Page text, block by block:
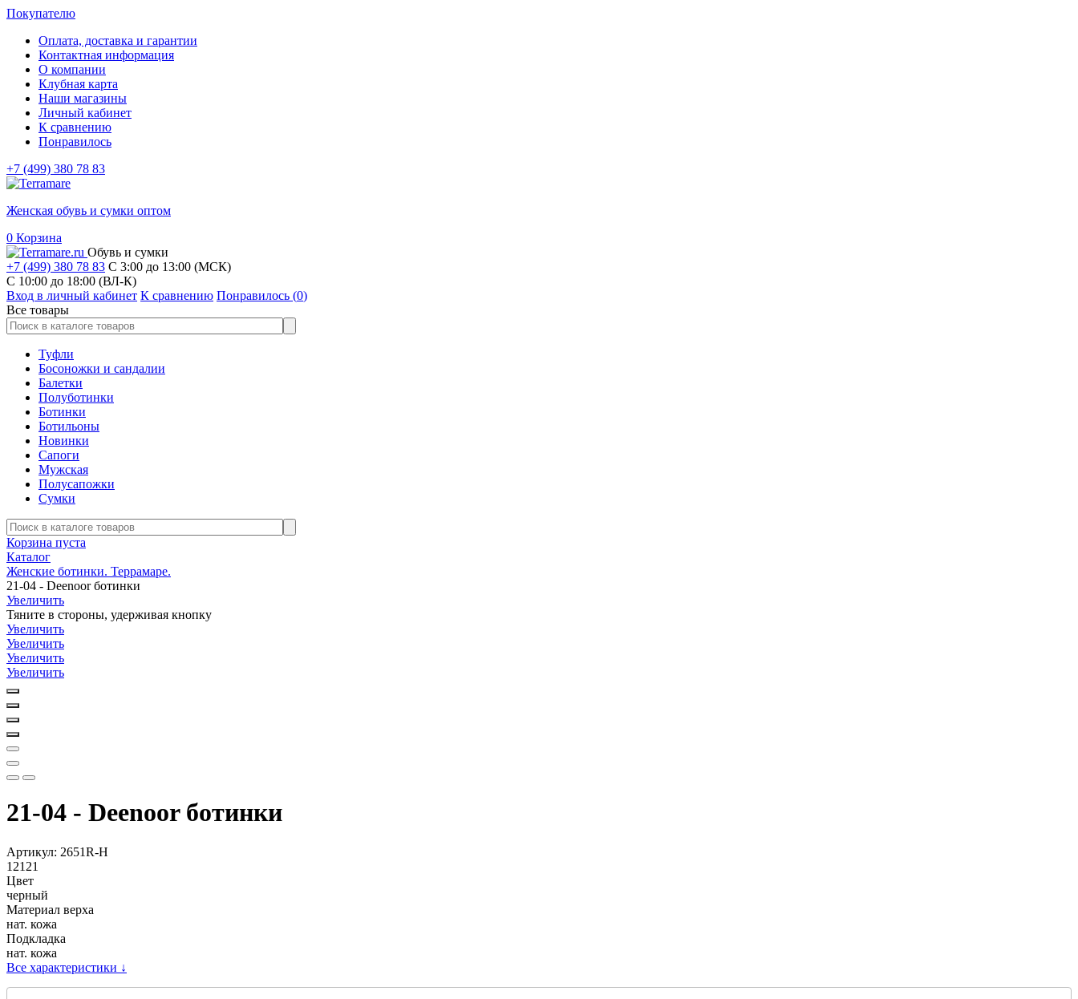
Покупателю
Оплата, доставка и гарантии
Контактная информация
О компании
Клубная карта
Наши магазины
Личный кабинет
К сравнению
Понравилось
+7 (499) 380 78 83
Женская обувь и сумки оптом
0 Корзина
Обувь и сумки
+7 (499) 380 78 83 С 3:00 до 13:00 (МСК)
C 10:00 до 18:00 (ВЛ-К)
Вход в личный кабинет К сравнению Понравилось (0)
Все товары
Туфли
Босоножки и сандалии
Балетки
Полуботинки
Ботинки
Ботильоны
Новинки
Сапоги
Мужская
Полусапожки
Сумки
Корзина пуста
Каталог
Женские ботинки. Террамаре.
21-04 - Deenoor ботинки
Увеличить
Тяните в стороны, удерживая кнопку
Увеличить
Увеличить
Увеличить
Увеличить
21-04 - Deenoor ботинки
Артикул: 2651R-H
12121
Цвет
черный
Материал верха
нат. кожа
Подкладка
нат. кожа
Все характеристики ↓